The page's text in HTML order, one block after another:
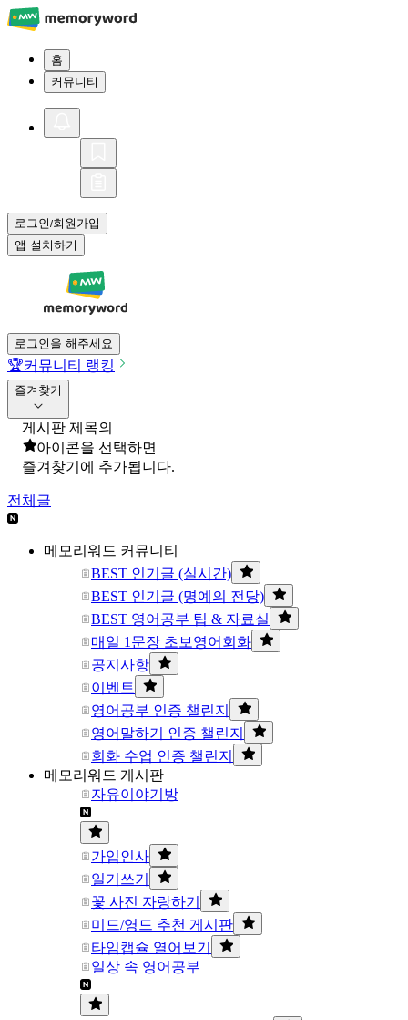
홈
커뮤니티
로그인/회원가입
앱 설치하기
로그인을 해주세요
🏆커뮤니티 랭킹
즐겨찾기
게시판 제목의
아이콘을 선택하면
즐겨찾기에 추가됩니다.
전체글
메모리워드 커뮤니티
BEST 인기글 (실시간)
BEST 인기글 (명예의 전당)
BEST 영어공부 팁 & 자료실
매일 1문장 초보영어회화
공지사항
이벤트
영어공부 인증 챌린지
영어말하기 인증 챌린지
회화 수업 인증 챌린지
메모리워드 게시판
자유이야기방
가입인사
일기쓰기
꽃 사진 자랑하기
미드/영드 추천 게시판
타임캡슐 열어보기
일상 속 영어공부